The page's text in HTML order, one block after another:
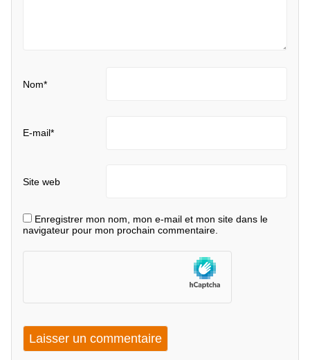
Nom*
E-mail*
Site web
Enregistrer mon nom, mon e-mail et mon site dans le
navigateur pour mon prochain commentaire.